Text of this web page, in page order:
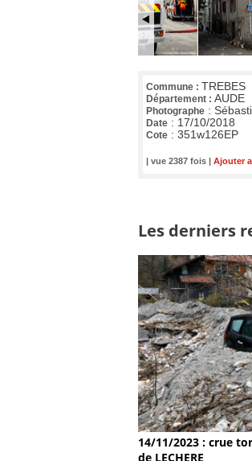
Commune : TREBES
Département : AUDE
Photographe :
Date : 17/10/2018
Cote : 351w126EP
| vue 2387 fois | Ajouter
Les derniers
14/11/2023 : crue
de LECHERE